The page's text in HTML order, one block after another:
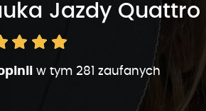
Jazdy Quattro
w tym 281 zaufanych